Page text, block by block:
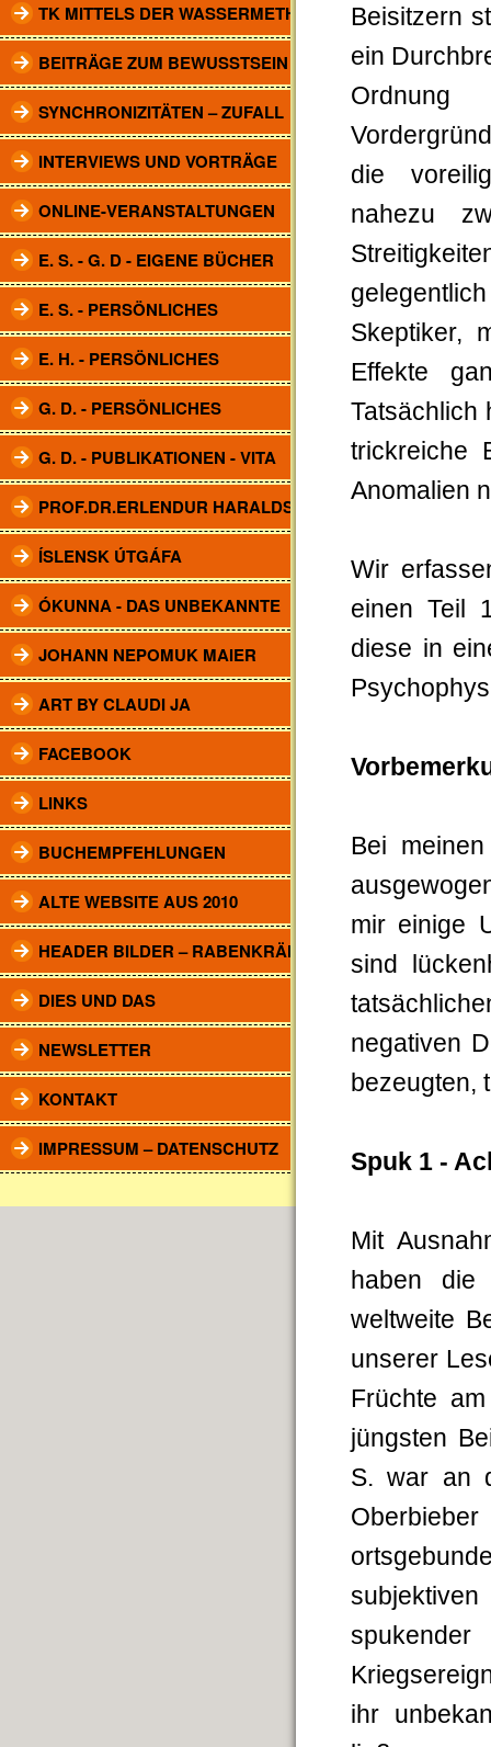
TK MITTELS DER WASSERMETHODE
BEITRÄGE ZUM BEWUSSTSEIN
SYNCHRONIZITÄTEN – ZUFALL
INTERVIEWS UND VORTRÄGE
ONLINE-VERANSTALTUNGEN
E. S. - G. D - EIGENE BÜCHER
E. S. - PERSÖNLICHES
E. H. - PERSÖNLICHES
G. D. - PERSÖNLICHES
G. D. - PUBLIKATIONEN - VITA
PROF.DR.ERLENDUR HARALDSSON
ÍSLENSK ÚTGÁFA
ÓKUNNA - DAS UNBEKANNTE
JOHANN NEPOMUK MAIER
ART BY CLAUDI JA
FACEBOOK
LINKS
BUCHEMPFEHLUNGEN
ALTE WEBSITE AUS 2010
HEADER BILDER – RABENKRÄHEN
DIES UND DAS
NEWSLETTER
KONTAKT
IMPRESSUM – DATENSCHUTZ
Beisitzern
ein
die
nahezu
Skeptiker,
Effekte
Tatsächlich
trickreiche
Anomalien
Wir
einen Teil
diese in
Bei
mir einige
sind
negativen
bezeugten,
Spuk 1 -
Mit
haben die
weltweite
unserer
Früchte
jüngsten
S. war an
ihr